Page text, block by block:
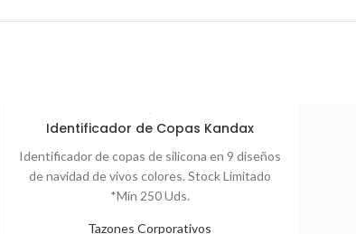
Identificador de Copas Kandax
Tazones Corporativos
Identificador de copas de silicona en 9 diseños
de navidad de vivos colores. Stock Limitado
*Mín 250 Uds.